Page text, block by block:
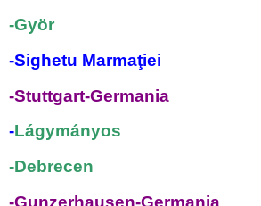
-Györ
-Sighetu Marmaţiei
-Stuttgart-Germania
-Lágymányos
-Debrecen
-Gunzerhausen-Germania